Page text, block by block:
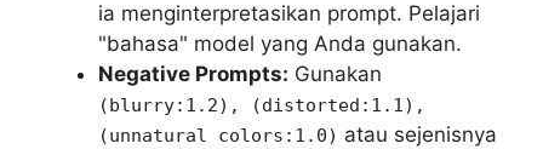
ia menginterpretasikan prompt. Pelajari
"bahasa" model yang Anda gunakan.
Negative Prompts: Gunakan
(blurry:1.2), (distorted:1.1),
(unnatural colors:1.0) atau sejenisnya